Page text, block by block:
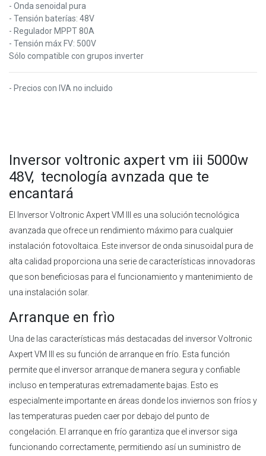
- Onda senoidal pura
- Tensión baterías: 48V
- Regulador MPPT 80A
- Tensión máx FV: 500V
Sólo compatible con grupos inverter
- Precios con IVA no incluido
Inversor voltronic axpert vm iii 5000w
48V, tecnología avnzada que te
encantará
El Inversor Voltronic Axpert VM III es una solución tecnológica
avanzada que ofrece un rendimiento máximo para cualquier
instalación fotovoltaica. Este inversor de onda sinusoidal pura de
alta calidad proporciona una serie de características innovadoras
que son beneficiosas para el funcionamiento y mantenimiento de
una instalación solar.
Arranque en frìo
Una de las características más destacadas del inversor Voltronic
Axpert VM III es su función de arranque en frío. Esta función
permite que el inversor arranque de manera segura y confiable
incluso en temperaturas extremadamente bajas. Esto es
especialmente importante en áreas donde los inviernos son fríos y
las temperaturas pueden caer por debajo del punto de
congelación. El arranque en frío garantiza que el inversor siga
funcionando correctamente, permitiendo así un suministro de